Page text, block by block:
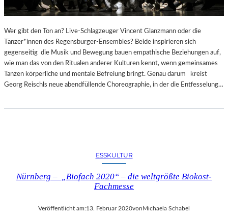
A
B
E
R
T
E
Wer gibt den Ton an? Live-Schlagzeuger Vincent Glanzmann oder die
Tänzer*innen des Regensburger-Ensembles? Beide inspirieren sich
gegenseitig die Musik und Bewegung bauen empathische Beziehungen auf,
wie man das von den Ritualen anderer Kulturen kennt, wenn gemeinsames
Tanzen körperliche und mentale Befreiung bringt. Genau darum kreist
Georg Reischls neue abendfüllende Choreographie, in der die Entfesselung…
ESSKULTUR
Nürnberg – „Biofach 2020“ – die weltgrößte Biokost-
Fachmesse
Veröffentlicht am:13. Februar 2020vonMichaela Schabel